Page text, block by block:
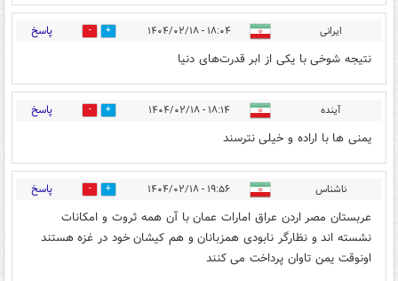
ایرانی ۱۸:۰۴ - ۱۴۰۴/۰۲/۱۸ 1 پاسخ
نتیجه شوخی با یکی از ابر قدرت‌های دنیا
آینده ۱۸:۱۴ - ۱۴۰۴/۰۲/۱۸ 0 پاسخ
یمنی ها با اراده و خیلی نترسند
ناشناس ۱۹:۵۶ - ۱۴۰۴/۰۲/۱۸ 0 پاسخ
عربستان مصر اردن عراق امارات عمان با آن همه ثروت و امکانات
نشسته اند و نظارگر نابودی همزبانان و هم کیشان خود در غزه هستند
اونوقت یمن تاوان پرداخت می کنند